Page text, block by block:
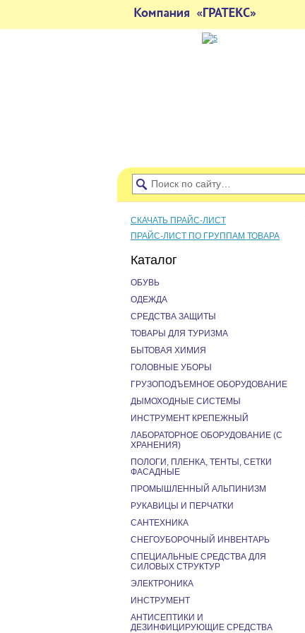
СКАЧАТЬ ПРАЙС-ЛИСТ
ПРАЙС-ЛИСТ ПО ГРУППАМ ТОВАРА
Каталог
ОБУВЬ
ОДЕЖДА
СРЕДСТВА ЗАЩИТЫ
ТОВАРЫ ДЛЯ ТУРИЗМА
БЫТОВАЯ ХИМИЯ
ГОЛОВНЫЕ УБОРЫ
ГРУЗОПОДЪЕМНОЕ ОБОРУДОВАНИЕ
ДЫМОХОДНЫЕ СИСТЕМЫ
ИНСТРУМЕНТ КРЕПЕЖНЫЙ
ЛАБОРАТОРНОЕ ОБОРУДОВАНИЕ (С
ХРАНЕНИЯ)
ПОЛОГИ, ПЛЕНКА, ТЕНТЫ, СЕТКИ
ФАСАДНЫЕ
ПРОМЫШЛЕННЫЙ АЛЬПИНИЗМ
РУКАВИЦЫ И ПЕРЧАТКИ
САНТЕХНИКА
СНЕГОУБОРОЧНЫЙ ИНВЕНТАРЬ
СПЕЦИАЛЬНЫЕ СРЕДСТВА ДЛЯ
СИЛОВЫХ СТРУКТУР
ЭЛЕКТРОНИКА
ИНСТРУМЕНТ
АНТИСЕПТИКИ И
ДЕЗИНФИЦИРУЮЩИЕ СРЕДСТВА